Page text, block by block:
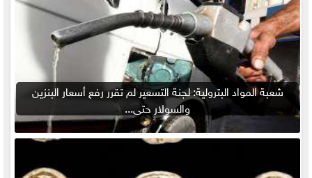
شعبة المواد البترولية: لجنة التسعير لم تقرر رفع أسعار البنزين
والسولار حتى...